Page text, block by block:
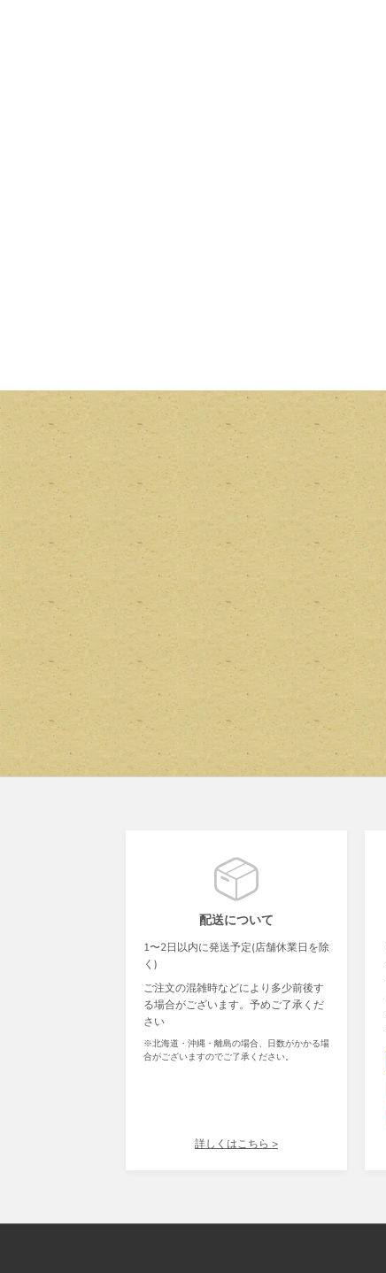
配送について
1〜2日以内に発送予定(店舗休業日を除
く)
ご注文の混雑時などにより多少前後す
る場合がございます。予めご了承くだ
さい
※北海道・沖縄・離島の場合、日数がかかる場
合がございますのでご了承ください。
詳しくはこちら >